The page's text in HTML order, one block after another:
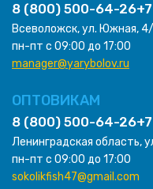
8 (800) 500-64-26
Всеволожск, ул. Южная, 4/
пн-пт с 09:00 до 17:00
manager@yarybolov.ru
ОПТОВИКАМ
8 (800) 500-64-26
Ленинградская область,
пн-пт с 09:00 до 17:00
sokolikfish47@gmail.com